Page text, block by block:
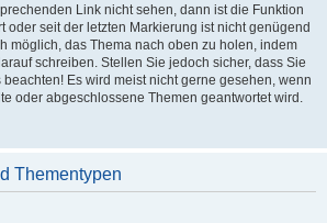
Link nicht sehen, dann ist die Funktion
oder seit der letzten Markierung ist nicht genügend
möglich, das Thema nach oben zu holen, indem
schreiben. Stellen Sie jedoch sicher, dass Sie
Es wird meist nicht gerne gesehen, wenn
oder abgeschlossene Themen geantwortet wird.
Thementypen